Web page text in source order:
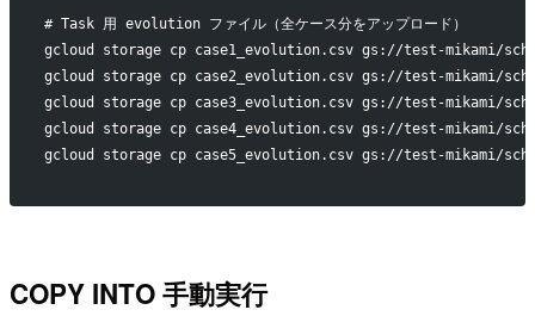
# Task 用 evolution ファイル（全ケース分をアップロード）
gcloud storage cp case1_evolution.csv gs://test-mikami/
gcloud storage cp case2_evolution.csv gs://test-mikami/
gcloud storage cp case3_evolution.csv gs://test-mikami/
gcloud storage cp case4_evolution.csv gs://test-mikami/
gcloud storage cp case5_evolution.csv gs://test-mikami/
COPY INTO 手動実行